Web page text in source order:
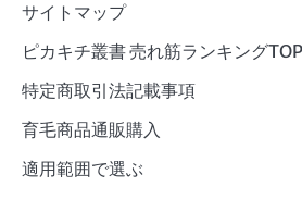
サイトマップ
ピカキチ叢書 売れ筋ランキング
特定商取引法記載事項
育毛商品通販購入
適用範囲で選ぶ